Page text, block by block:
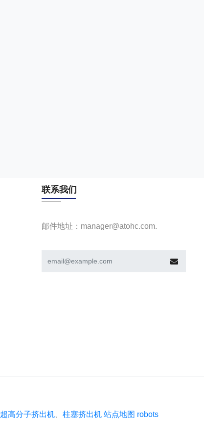
联系我们
邮件地址：manager@atohc.com.
超高分子挤出机、 柱塞挤出机 站点地图 robots